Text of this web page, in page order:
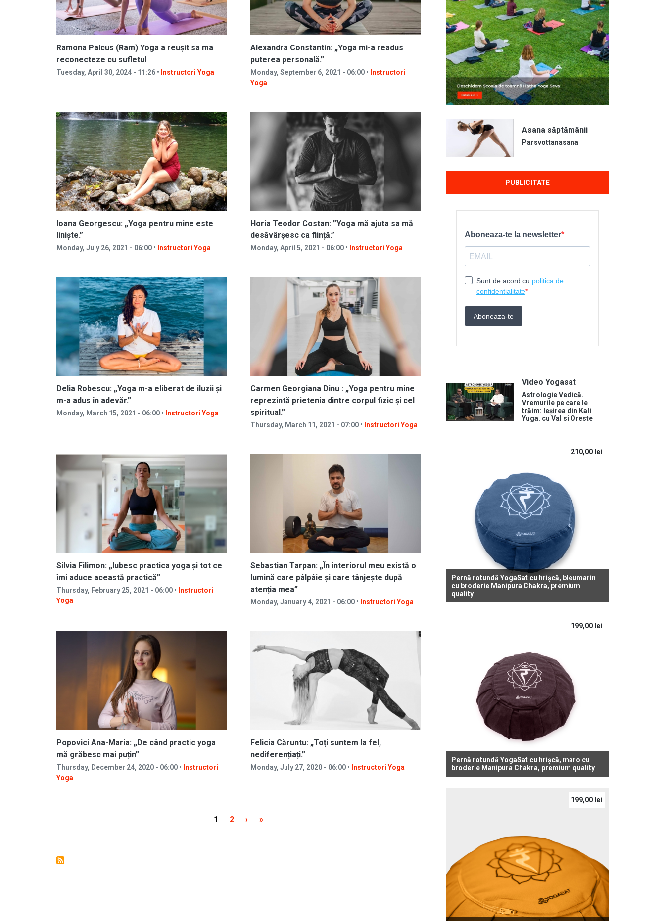
Ramona Palcus (Ram) Yoga a reușit sa ma
reconecteze cu sufletul
Tuesday, April 30, 2024 - 11:26 • Instructori Yoga
Alexandra Constantin: „Yoga mi-a readus
puterea personală.”
Monday, September 6, 2021 - 06:00 • Instructori
Yoga
Ioana Georgescu: „Yoga pentru mine este
liniște.”
Monday, July 26, 2021 - 06:00 • Instructori Yoga
Horia Teodor Costan: ”Yoga mă ajuta sa mă
desăvârșesc ca ființă.”
Monday, April 5, 2021 - 06:00 • Instructori Yoga
Delia Robescu: „Yoga m-a eliberat de iluzii și
m-a adus în adevăr.”
Monday, March 15, 2021 - 06:00 • Instructori Yoga
Carmen Georgiana Dinu : „Yoga pentru mine
reprezintă prietenia dintre corpul fizic și cel
spiritual.”
Thursday, March 11, 2021 - 07:00 • Instructori Yoga
Silvia Filimon: „Iubesc practica yoga și tot ce
îmi aduce această practică”
Thursday, February 25, 2021 - 06:00 • Instructori
Yoga
Sebastian Tarpan: „În interiorul meu există o
lumină care pâlpâie și care tânjește după
atenția mea”
Monday, January 4, 2021 - 06:00 • Instructori Yoga
Popovici Ana-Maria: „De când practic yoga
mă grăbesc mai puțin”
Thursday, December 24, 2020 - 06:00 • Instructori
Yoga
Felicia Căruntu: „Toți suntem la fel,
nediferențiați.”
Monday, July 27, 2020 - 06:00 • Instructori Yoga
Current page
1 Page
2 Next page
› Last page
»
Asana săptămânii
Parsvottanasana
PUBLICITATE
Video Yogasat
Astrologie Vedică.
Vremurile pe care le
trăim: Ieșirea din Kali
Yuga. cu Val si Oreste
Pernă rotundă YogaSat cu hrișcă, bleumarin
cu broderie Manipura Chakra, premium
quality
210,00 lei
Pernă rotundă YogaSat cu hrișcă, maro cu
broderie Manipura Chakra, premium quality
199,00 lei
199,00 lei